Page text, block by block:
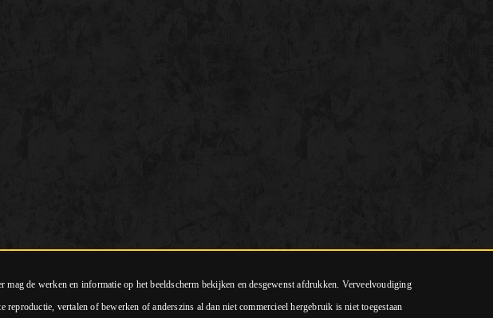
de werken en informatie op het beeldscherm bekijken en desgewenst afdrukken. Verveelvoudiging
vertalen of bewerken of anderszins al dan niet commercieel hergebruik is niet toegestaan